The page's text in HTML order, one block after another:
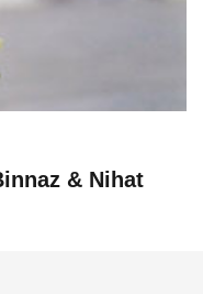
& Nihat